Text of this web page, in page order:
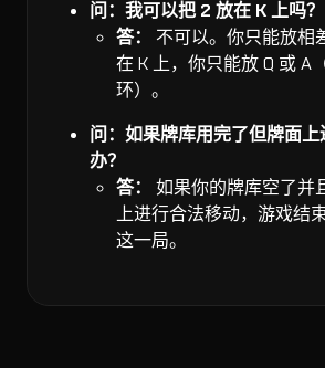
问：我可以把 2 放在 K 上吗？
答：
不可以。你只能放相
在 K 上，你只能放 Q 或 A
环）。
问：如果牌库用完了但牌面
办？
答：
如果你的牌库空了并
上进行合法移动，游戏结
这一局。